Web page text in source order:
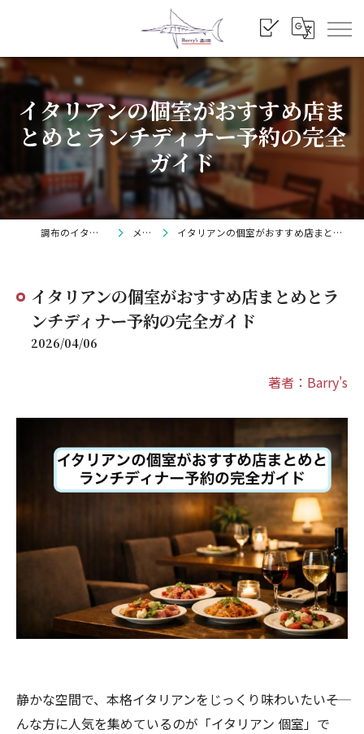
イタリアンの個室がおすすめ店ま
とめとランチディナー予約の完全
ガイド
調布のイタリアンならBarry's メディア イタリアンの個室がおすすめ店まとめとランチディナー予約の完全ガイド
イタリアンの個室がおすすめ店まとめとラ
ンチディナー予約の完全ガイド
2026/04/06
著者：Barry's
静かな空間で、本格イタリアンをじっくり味わいたい――そ
んな方に人気を集めているのが「イタリアン 個室」で